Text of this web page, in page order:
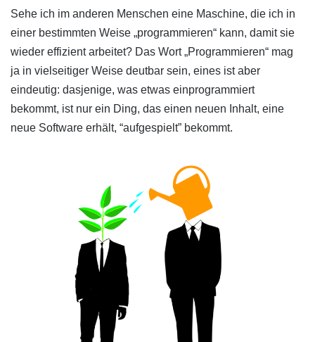
Sehe ich im anderen Menschen eine Maschine, die ich in
einer bestimmten Weise „programmieren“ kann, damit sie
wieder effizient arbeitet? Das Wort „Programmieren“ mag
ja in vielseitiger Weise deutbar sein, eines ist aber
eindeutig: dasjenige, was etwas einprogrammiert
bekommt, ist nur ein Ding, das einen neuen Inhalt, eine
neue Software erhält, “aufgespielt” bekommt.